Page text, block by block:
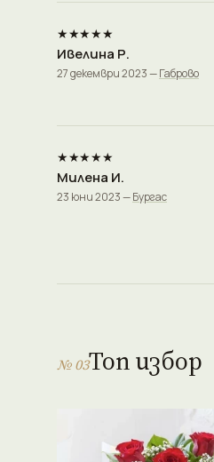
★★★★★
Ивелина Р.
27 декември 2023 —Габрово
★★★★★
Милена И.
23 юни 2023 —Бургас
№ 03Топ избор